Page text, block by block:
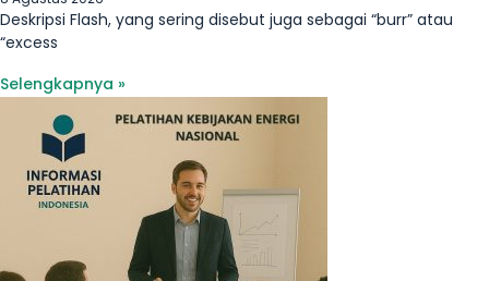
Deskripsi Flash, yang sering disebut juga sebagai “burr” atau
“excess
Selengkapnya »